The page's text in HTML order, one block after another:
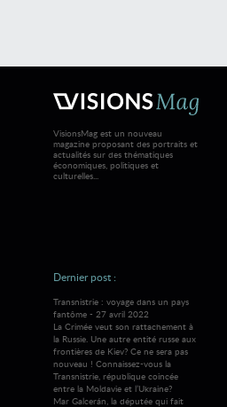
VisionsMag est un nouveau
magazine proposant des portraits et
actualités sur des thématiques
économiques, politiques et
culturelles...
Dernier post :
Transnistrie : voyage dans un pays
fantôme - 27 avril 2022
La Crimée veut son rattachement à
la Russie. Une autre entité russe aux
frontières de Kiev? Ce ne sera pas
nouveau ! Connaissez-vous la
Transnistrie, république coincée
entre la Moldavie et l’Ukraine?
Mar Galcerán, la députée qui fait